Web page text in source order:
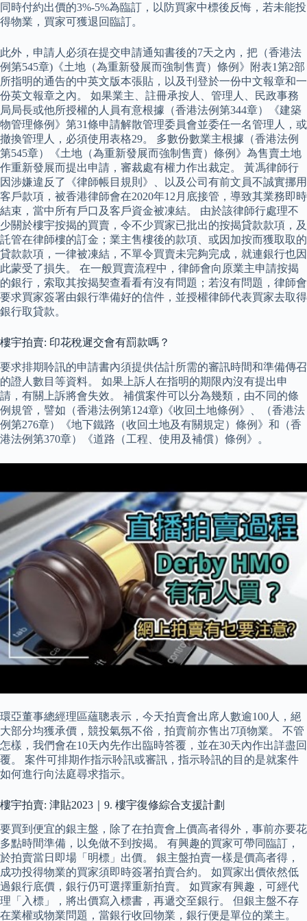
同時付約出價的3%-5%為臨訂，以防買家中標後反悔，若未能投
得物業，買家可獲退回臨訂。
此外，申請人必須在提交申請通知書後的7天之內，把（香港法
例第545章)《土地（為重新發展而強制售賣）條例》附表1第2部
所指明的通告的中英文版本張貼，以及刊登於一份中文報章和一
份英文報章之內。 如果業主、註冊承按人、管理人、民政事務
局局長或他所授權的人員有意根據（香港法例第344章）《建築
物管理條例》第31條申請解散管理委員會並委任一名管理人，或
撤換管理人，必須使用表格29。 多數份數業主根據（香港法例
第545章）《土地（為重新發展而強制售賣）條例》為售賣土地
作重新發展而提出申請，審裁處有權力作出裁定。 黃馮律師行
因涉嫌違反了《律師帳目規則》、以及公司有前文員不誠實挪用
客戶款項，被香港律師會在2020年12月底接管，導致其業務即時
結束，當中所有戶口及客戶資金被凍結。 由於該律師行處理不
少關於樓宇按揭的買賣，令不少買家已批出的按揭貸款款項，及
託管在律師樓的訂金；業主售樓後的款項、或因加按而獲取取的
貸款款項，一律被凍結，不單令買賣未完夠完成，就連銀行也因
此蒙受了損失。 在一般買賣流程中，律師會向原業主申請按揭
的銀行，索取其按揭契查看看有沒有問題；若沒有問題，律師會
要求買家簽署由銀行準備好的信件，並授權律師代表買家去取得
銀行取貸款。
樓宇拍賣: 印花稅遲交會有罰款嗎？
要求排期聆訊的申請書內須提供估計所需的審訊時間和準備傳召
的證人數目等資料。 如果上訴人在指明的期限內沒有提出申
請，有關上訴將會失效。 補償案件可以分為幾類，由不同的條
例規管，譬如（香港法例第124章)《收回土地條例》、（香港法
例第276章）《地下鐵路（收回土地及有關規定）條例》和（香
港法例第370章）《道路（工程、使用及補償）條例》。
環亞董事總經理區蘊聰表示，今天拍賣會出席人數逾100人，絕
大部分均獲承價，競投氣氛不俗，拍賣前亦售出7項物業。 不管
怎樣，我們會在10天內先作出臨時答覆，並在30天內作出詳盡回
覆。 案件可排期作指示聆訊或審訊，指示聆訊的目的是就案件
如何進行向法庭尋求指示。
樓宇拍賣: 津貼2023｜9. 樓宇復修綜合支援計劃
要買到便宜的銀主盤，除了在拍賣會上價高者得外，事前亦要花
多點時間準備，以免做不到按揭。 有興趣的買家可帶同臨訂，
於拍賣當日即場「明標」出價。 銀主盤拍賣一樣是價高者得，
成功投得物業的買家須即時簽署拍賣合約。 如買家出價依然低
過銀行底價，銀行仍可選擇重新拍賣。 如買家有興趣，可經代
理「入標」，將出價寫入標書，再遞交至銀行。 但銀主盤不存
在業權或物業問題，當銀行收回物業，銀行便是單位的業主。